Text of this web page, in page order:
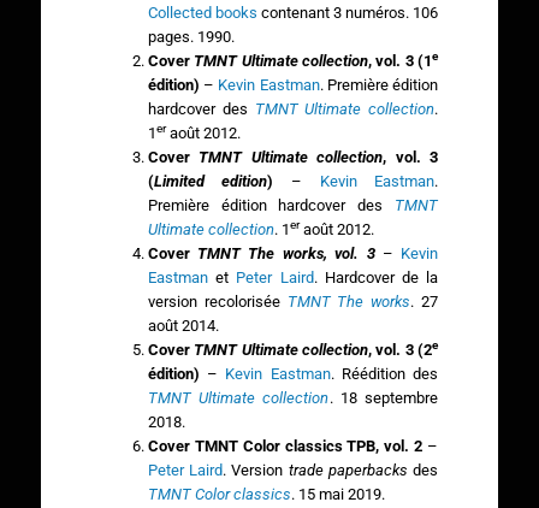
Collected books contenant 3 numéros. 106
pages. 1990.
CoverTMNT Ultimate collection, vol. 3 (1e
édition) – Kevin Eastman. Première édition
hardcover des TMNT Ultimate collection.
1eraoût 2012.
CoverTMNT Ultimate collection, vol. 3
(Limited edition) – Kevin Eastman.
Première édition hardcover des TMNT
Ultimate collection. 1eraoût 2012.
Cover TMNT The works, vol. 3– Kevin
Eastmanet Peter Laird. Hardcover de la
version recolorisée TMNT The works. 27
août 2014.
CoverTMNT Ultimate collection, vol. 3 (2e
édition) – Kevin Eastman. Réédition des
TMNT Ultimate collection. 18 septembre
2018.
Cover TMNT Color classics TPB, vol. 2 –
Peter Laird. Version trade paperbacks des
TMNT Color classics. 15 mai 2019.